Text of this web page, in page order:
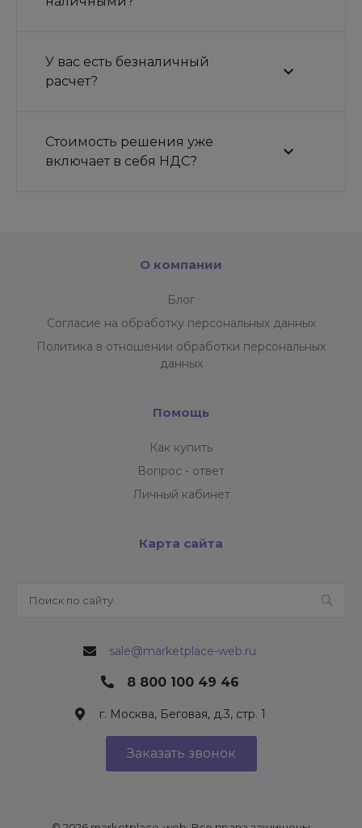
У вас есть безналичный
расчет?
Стоимость решения уже
включает в себя НДС?
О компании
Блог
Согласие на обработку персональных данных
Политика в отношении обработки персональных
данных
Помощь
Как купить
Вопрос - ответ
Личный кабинет
Карта сайта
sale@marketplace-web.ru
8 800 100 49 46
г. Москва, Беговая, д.3, стр. 1
Заказать звонок